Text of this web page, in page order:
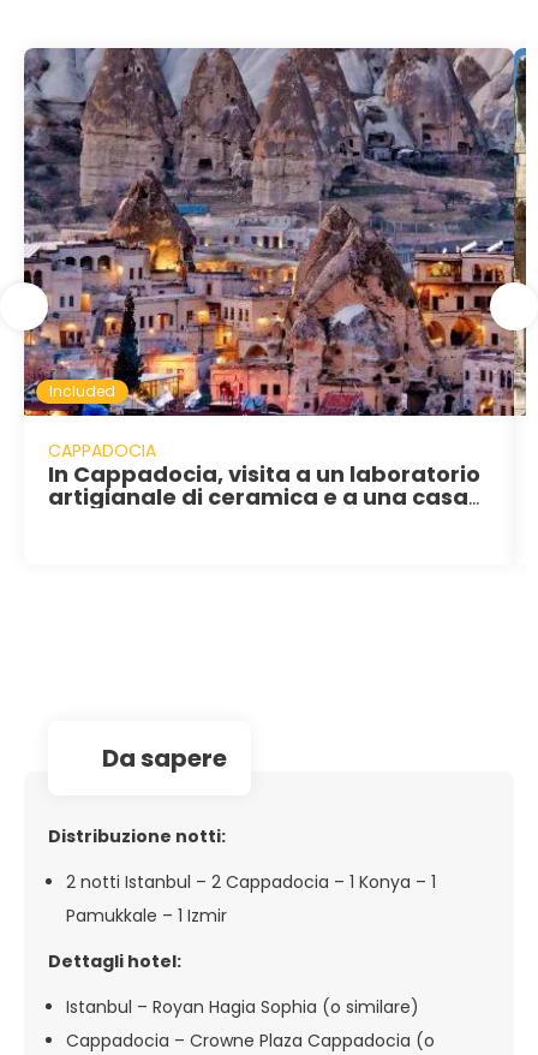
Included
CAPPADOCIA
In Cappadocia, visita a un laboratorio
artigianale di ceramica e a una casa
da sapere
Distribuzione notti:
2 notti Istanbul – 2 Cappadocia – 1 Konya – 1
Pamukkale – 1 Izmir
Dettagli hotel:
Istanbul – Royan Hagia Sophia (o similare)
Cappadocia – Crowne Plaza Cappadocia (o